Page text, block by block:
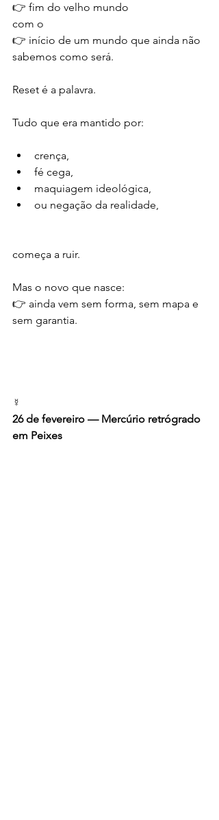
👉 fim do velho mundo
com o
👉 início de um mundo que ainda não
sabemos como será.
Reset é a palavra.
Tudo que era mantido por:
crença,
fé cega,
maquiagem ideológica,
ou negação da realidade,
começa a ruir.
Mas o novo que nasce:
👉 ainda vem sem forma, sem mapa e
sem garantia.
☿
26 de fevereiro — Mercúrio retrógrado
em Peixes